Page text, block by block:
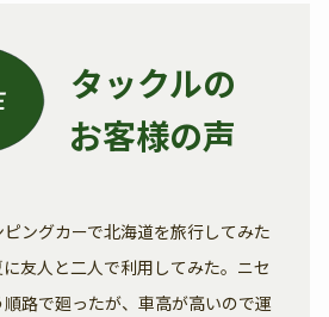
タックルの
お客様の声
ングカーで北海道を旅行してみた
友人と二人で利用してみた。ニセ
路で廻ったが、車高が高いので運